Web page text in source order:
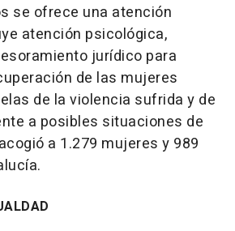
se ofrece una atención
atención psicológica,
jurídico para
de las mujeres
de la violencia sufrida y de
a posibles situaciones de
a 1.279 mujeres y 989